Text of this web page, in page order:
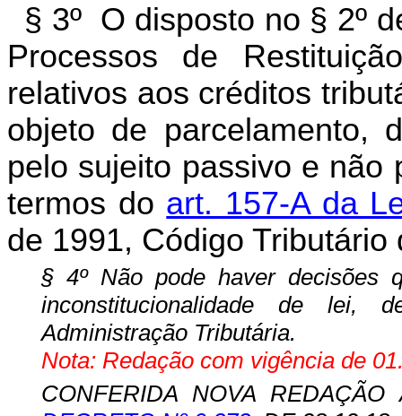
§ 3º O disposto no § 2º
Processos de
relativos aos créditos
objeto de parcelamento,
pelo sujeito passivo e não
termos do art. 157-A da
de 1991, Código
§ 4º Não pode haver decisões
inconstitucionalidade de lei,
Administração Tributária.
Nota: Redação com vigência de
CONFERIDA NOVA